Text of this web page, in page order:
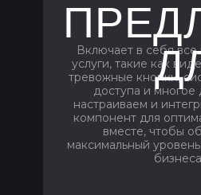
Включает в себя
услуги, такие как
тревожные кнопки,
доступа и
настраиваем и
компонент для
вместе, чтобы
максимальный